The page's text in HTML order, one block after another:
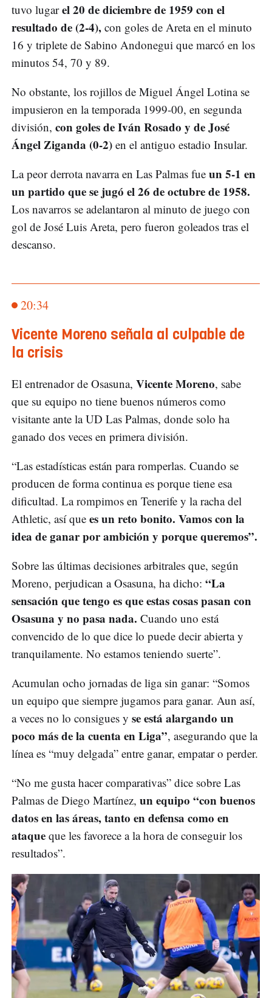
tuvo lugarel 20 de diciembre de 1959 con el
resultado de (2-4), con goles de Areta en el minuto
16 y triplete de Sabino Andonegui que marcó en los
minutos 54, 70 y 89.
No obstante, los rojillos de Miguel Ángel Lotina se
impusieron en la temporada 1999-00, en segunda
división, con goles de Iván Rosado y de José
Ángel Ziganda (0-2) en el antiguo estadio Insular.
La peor derrota navarra en Las Palmas fue un 5-1 en
un partido que se jugó el 26 de octubre de 1958.
Los navarros se adelantaron al minuto de juego con
gol de José Luis Areta, pero fueron goleados tras el
descanso.
20:34
Vicente Moreno señala al culpable de
la crisis
El entrenador de Osasuna, Vicente Moreno, sabe
que su equipo no tiene buenos números como
visitante ante la UD Las Palmas, donde solo ha
ganado dos veces en primera división.
“Las estadísticas están para romperlas. Cuando se
producen de forma continua es porque tiene esa
dificultad. La rompimos en Tenerife y la racha del
Athletic, así que es un reto bonito. Vamos con la
idea de ganar por ambición y porque queremos”.
Sobre las últimas decisiones arbitrales que, según
Moreno, perjudican a Osasuna, ha dicho: “La
sensación que tengo es que estas cosas pasan con
Osasuna y no pasa nada. Cuando uno está
convencido de lo que dice lo puede decir abierta y
tranquilamente. No estamos teniendo suerte”.
Acumulan ocho jornadas de liga sin ganar: “Somos
un equipo que siempre jugamos para ganar. Aun así,
a veces no lo consigues y se está alargando un
poco más de la cuenta en Liga”, asegurando que la
línea es “muy delgada” entre ganar, empatar o perder.
“No me gusta hacer comparativas” dice sobre Las
Palmas de Diego Martínez, un equipo “con buenos
datos en las áreas, tanto en defensa como en
ataque que les favorece a la hora de conseguir los
resultados”.